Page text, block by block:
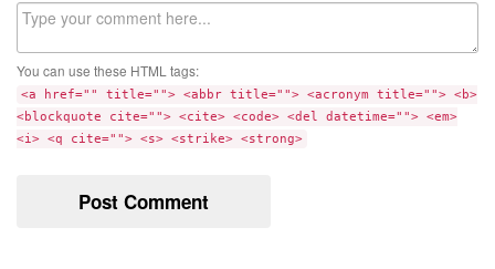
You can use these HTML tags:
<a href="" title=""> <abbr title=""> <acronym title=""> <b>
<blockquote cite=""> <cite> <code> <del datetime=""> <em>
<i> <q cite=""> <s> <strike> <strong>